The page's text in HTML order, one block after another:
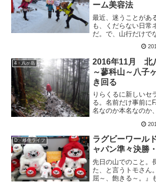
ーム美容法
最近、迷うことがあ
も、くだらない日常
だ。で、山行だけで
か、読みにいらし
はどんな記事が一番
ら。・・・・・ここ
4・八ヶ岳
2016年11月 北
～蓼科山～八子
き回る
りらくるに新しいセ
る。名前だけ事前に
名なのか本名なのか
ロシア人らしい。・
「・・・もしかした
かも。」そうなのだ
D・移住ライフ
ラグビーワール
ャパン準々決勝
先日の山でのこと。
た、と言うトモさん
屈～、飽きる～。』